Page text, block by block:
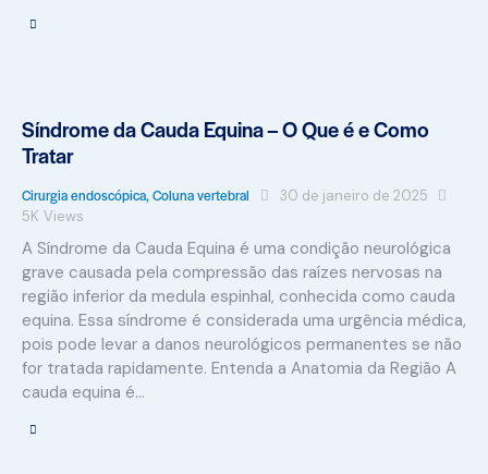
Síndrome da Cauda Equina – O Que é e Como
Tratar
Cirurgia endoscópica,Coluna vertebral
30 de janeiro de 2025
5K Views
A Síndrome da Cauda Equina é uma condição neurológica
grave causada pela compressão das raízes nervosas na
região inferior da medula espinhal, conhecida como cauda
equina. Essa síndrome é considerada uma urgência médica,
pois pode levar a danos neurológicos permanentes se não
for tratada rapidamente. Entenda a Anatomia da Região A
cauda equina é…